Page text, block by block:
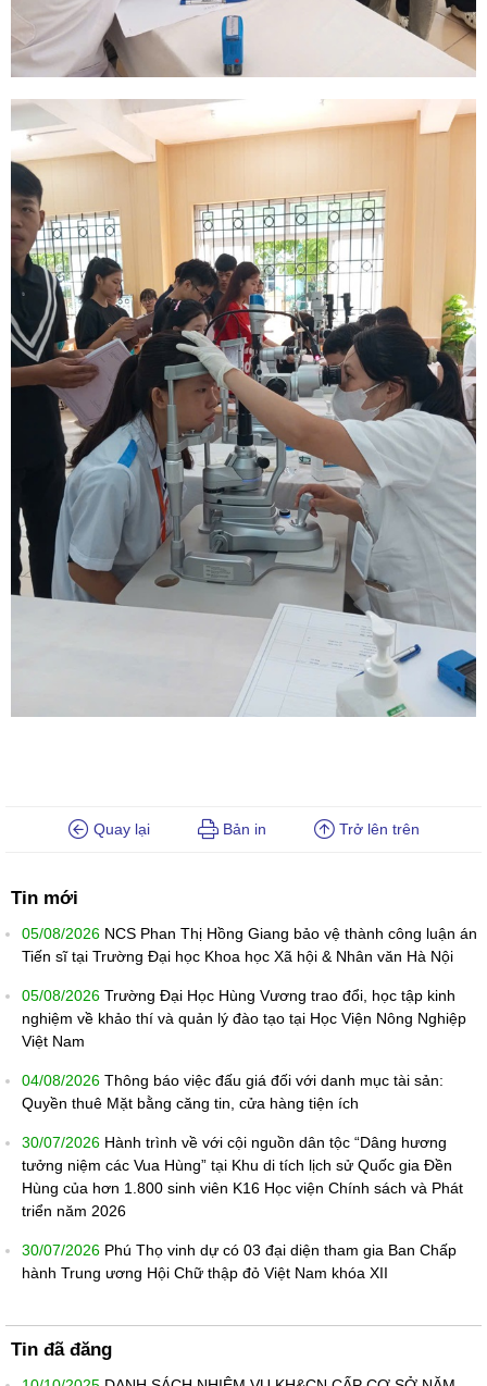
Quay lại Bản in Trở lên trên
Tin mới
05/08/2026 NCS Phan Thị Hồng Giang bảo vệ thành công luận án
Tiến sĩ tại Trường Đại học Khoa học Xã hội & Nhân văn Hà Nội
05/08/2026 Trường Đại Học Hùng Vương trao đổi, học tập kinh
nghiệm về khảo thí và quản lý đào tạo tại Học Viện Nông Nghiệp
Việt Nam
04/08/2026 Thông báo việc đấu giá đối với danh mục tài sản:
Quyền thuê Mặt bằng căng tin, cửa hàng tiện ích
30/07/2026 Hành trình về với cội nguồn dân tộc “Dâng hương
tưởng niệm các Vua Hùng” tại Khu di tích lịch sử Quốc gia Đền
Hùng của hơn 1.800 sinh viên K16 Học viện Chính sách và Phát
triển năm 2026
30/07/2026 Phú Thọ vinh dự có 03 đại diện tham gia Ban Chấp
hành Trung ương Hội Chữ thập đỏ Việt Nam khóa XII
Tin đã đăng